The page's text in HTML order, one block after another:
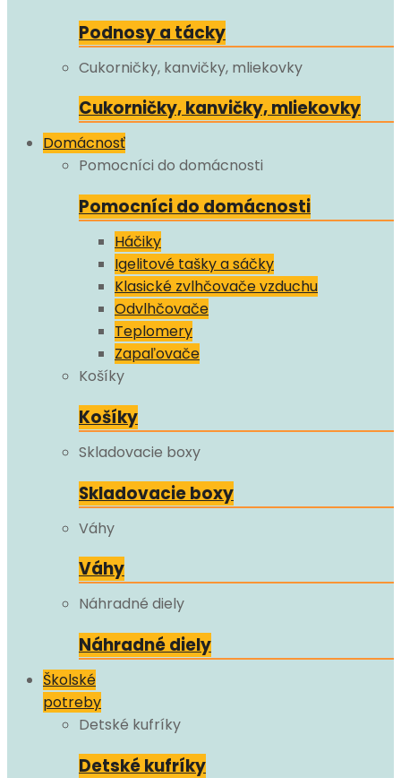
Podnosy a tácky
Cukorničky, kanvičky, mliekovky
Cukorničky, kanvičky, mliekovky
Domácnosť
Pomocníci do domácnosti
Pomocníci do domácnosti
Háčiky
Igelitové tašky a sáčky
Klasické zvlhčovače vzduchu
Odvlhčovače
Teplomery
Zapaľovače
Košíky
Košíky
Skladovacie boxy
Skladovacie boxy
Váhy
Váhy
Náhradné diely
Náhradné diely
Školské
potreby
Detské kufríky
Detské kufríky